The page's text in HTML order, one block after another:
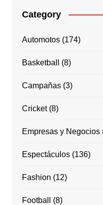
Category
Automotos(174)
Basketball (8)
Campañas(3)
Cricket(8)
Empresas y Negocios
Espectáculos(136)
Fashion (12)
Football (8)